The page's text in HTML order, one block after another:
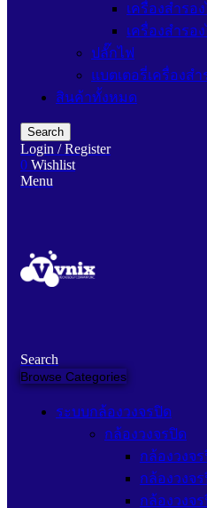
เครื่องสำรอ
เครื่องสำรอง
ปลั๊กไฟ
แบตเตอรี่เครื่องสำ
สินค้าทั้งหมด
Search
Login / Register
0 Wishlist
Menu
Search
Browse Categories
ระบบกล้องวงจรปิด
กล้องวงจรปิด
กล้องวงจร
กล้องวงจร
กล้องวงจ